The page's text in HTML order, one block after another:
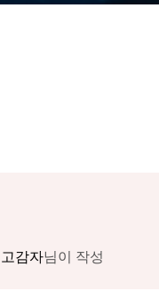
고감자님이 작성